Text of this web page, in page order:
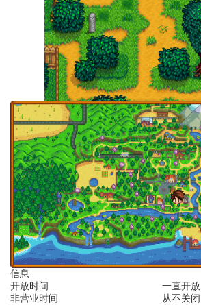
信息
开放时间
一直开放
非营业时间
从不关闭